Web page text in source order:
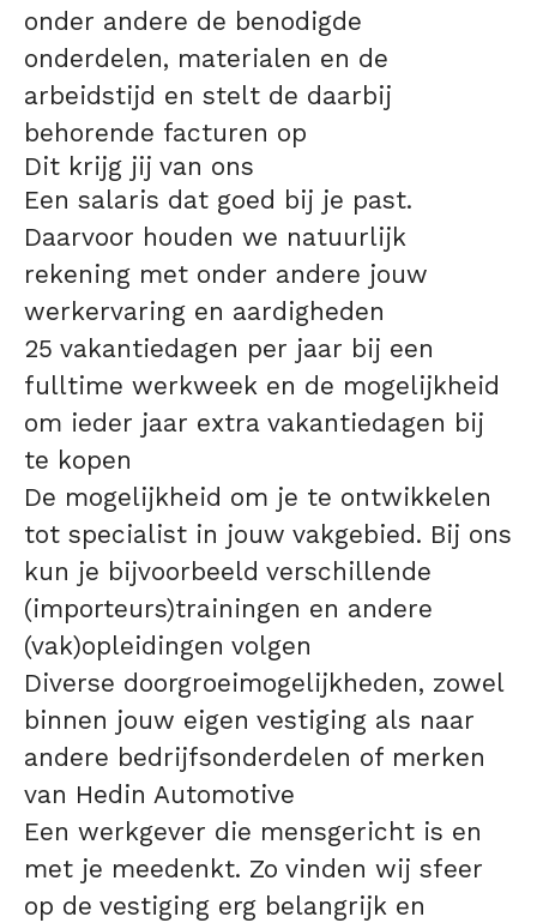
onder andere de benodigde
onderdelen, materialen en de
arbeidstijd en stelt de daarbij
behorende facturen op
Dit krijg jij van ons
Een salaris dat goed bij je past.
Daarvoor houden we natuurlijk
rekening met onder andere jouw
werkervaring en aardigheden
25 vakantiedagen per jaar bij een
fulltime werkweek en de mogelijkheid
om ieder jaar extra vakantiedagen bij
te kopen
De mogelijkheid om je te ontwikkelen
tot specialist in jouw vakgebied. Bij ons
kun je bijvoorbeeld verschillende
(importeurs)trainingen en andere
(vak)opleidingen volgen
Diverse doorgroeimogelijkheden, zowel
binnen jouw eigen vestiging als naar
andere bedrijfsonderdelen of merken
van Hedin Automotive
Een werkgever die mensgericht is en
met je meedenkt. Zo vinden wij sfeer
op de vestiging erg belangrijk en